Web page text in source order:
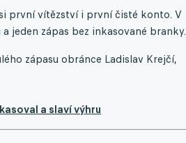
první vítězství i první čisté konto. V
jeden zápas bez inkasované branky.
zápasu obránce Ladislav Krejčí,
a slaví výhru